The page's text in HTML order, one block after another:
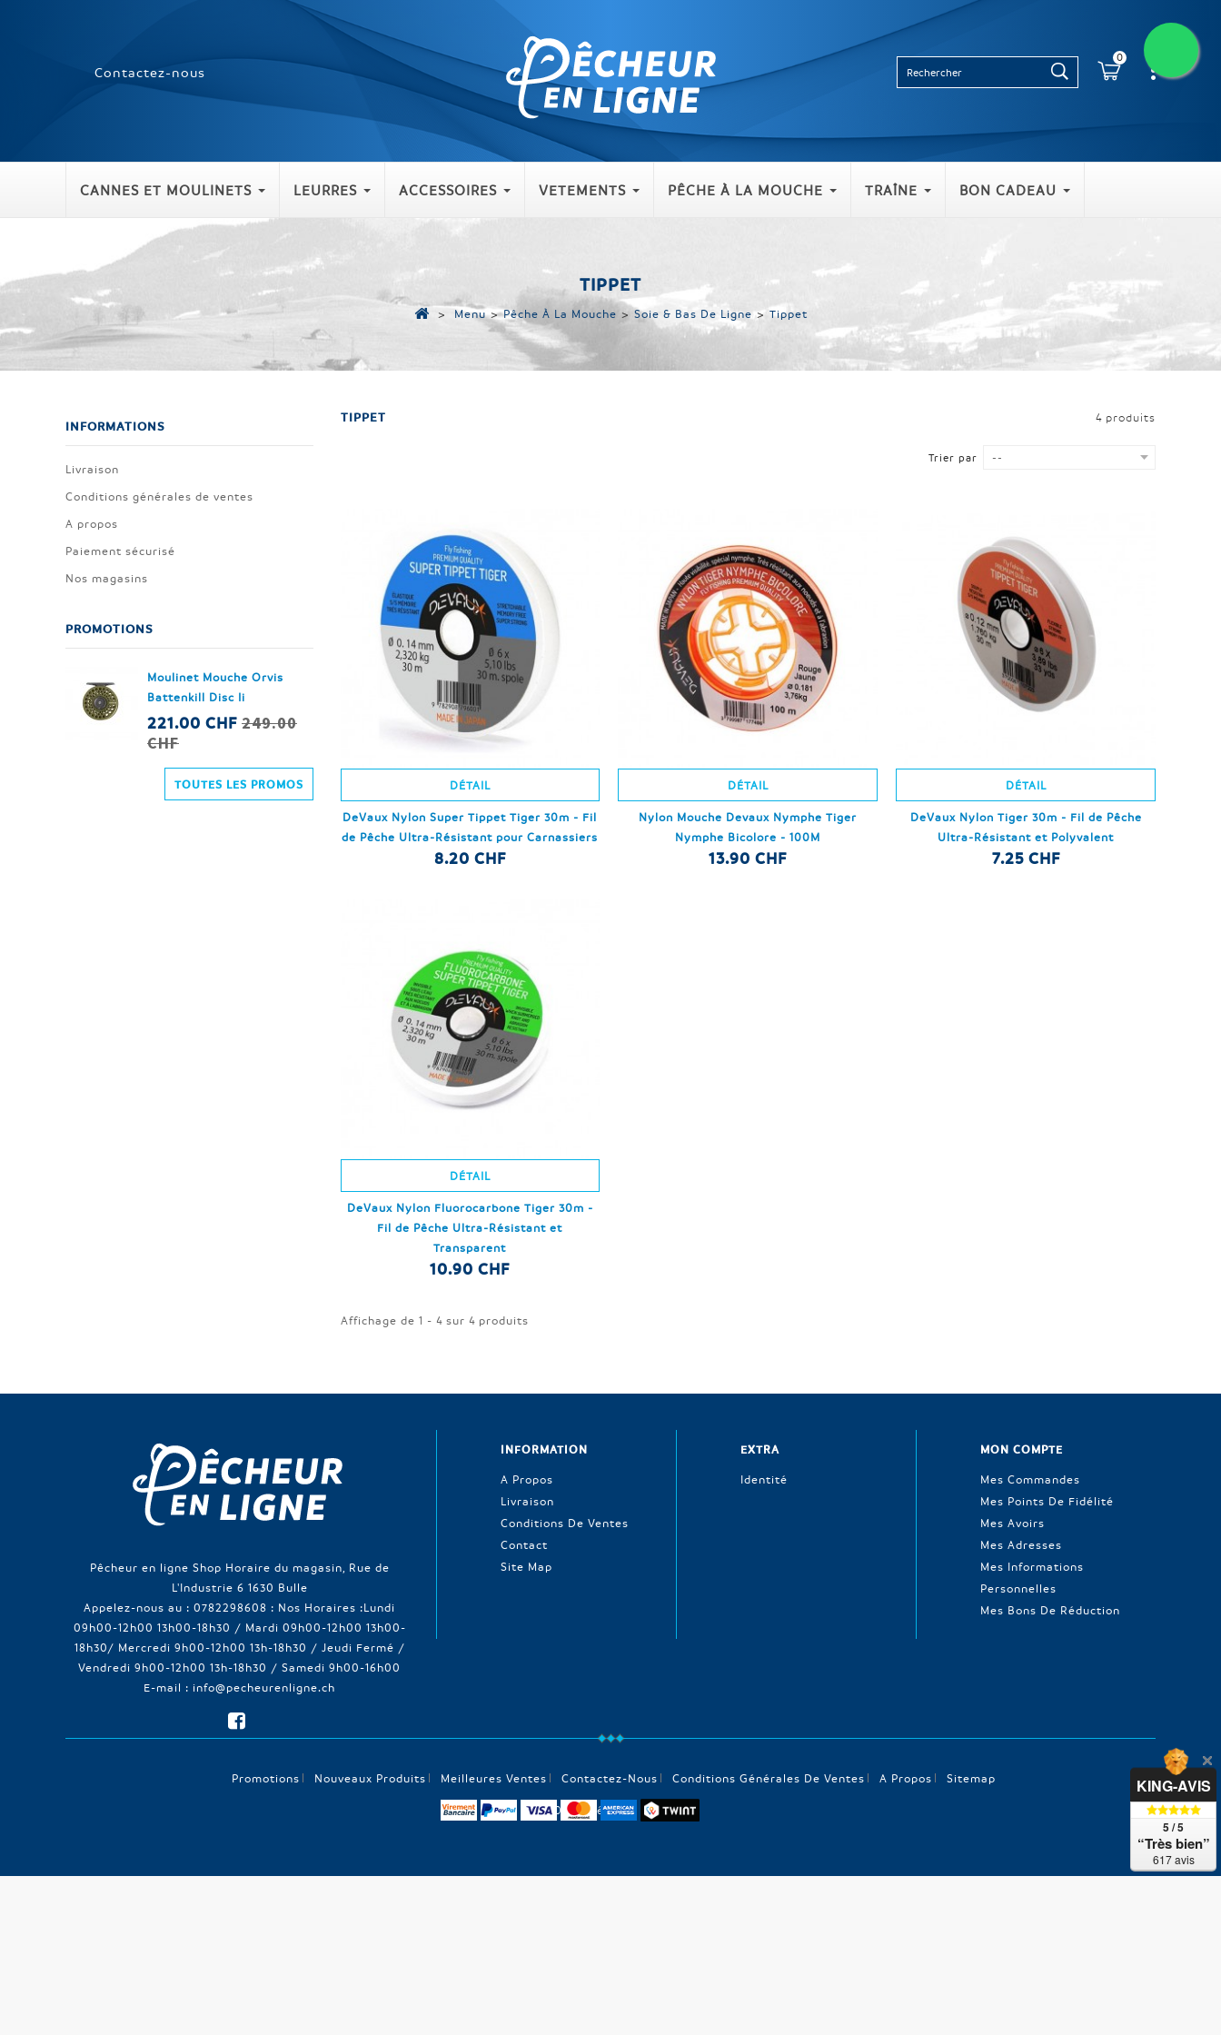
Contactez-nous
0
CANNES ET MOULINETS LEURRES ACCESSOIRES VETEMENTS PÊCHE À LA MOUCHE TRAÎNE BON CADEAU
TIPPET
> Menu > Pêche À La Mouche > Soie & Bas De Ligne > Tippet
INFORMATIONS
Livraison
Conditions générales de ventes
A propos
Paiement sécurisé
Nos magasins
PROMOTIONS
Moulinet Mouche Orvis
Battenkill Disc Ii
221.00 CHF 249.00
CHF
TOUTES LES PROMOS
TIPPET 4 produits
Trier par --
DÉTAIL
DeVaux Nylon Super Tippet Tiger 30m - Fil
de Pêche Ultra-Résistant pour Carnassiers
8.20 CHF
DÉTAIL
Nylon Mouche Devaux Nymphe Tiger
Nymphe Bicolore - 100M
13.90 CHF
DÉTAIL
DeVaux Nylon Tiger 30m - Fil de Pêche
Ultra-Résistant et Polyvalent
7.25 CHF
DÉTAIL
DeVaux Nylon Fluorocarbone Tiger 30m -
Fil de Pêche Ultra-Résistant et
Transparent
10.90 CHF
Affichage de 1 - 4 sur 4 produits
MON COMPTE
Mes Commandes
Mes Points De Fidélité
Mes Avoirs
Mes Adresses
Mes Informations
Personnelles
Mes Bons De Réduction
EXTRA
Identité
INFORMATION
A Propos
Livraison
Conditions De Ventes
Contact
Site Map
Pêcheur en ligne Shop Horaire du magasin, Rue de
L'Industrie 6 1630 Bulle
Appelez-nous au : 0782298608 : Nos Horaires :Lundi
09h00-12h00 13h00-18h30 / Mardi 09h00-12h00 13h00-
18h30/ Mercredi 9h00-12h00 13h-18h30 / Jeudi Fermé /
Vendredi 9h00-12h00 13h-18h30 / Samedi 9h00-16h00
E-mail : info@pecheurenligne.ch
Promotions Nouveaux Produits Meilleures Ventes Contactez-Nous Conditions Générales De Ventes A Propos Sitemap
© 2026 - Pêcheur en ligne
KING-AVIS
5 / 5
“Très bien”
617 avis